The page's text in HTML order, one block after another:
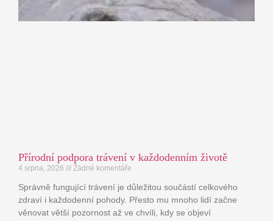
Přírodní podpora trávení v každodenním životě
4 srpna, 2026 Žádné komentáře
Správně fungující trávení je důležitou součástí celkového
zdraví i každodenní pohody. Přesto mu mnoho lidí začne
věnovat větší pozornost až ve chvíli, kdy se objeví